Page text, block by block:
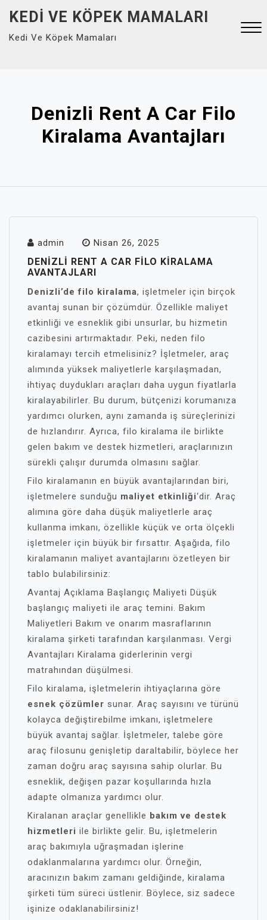
content
KEDI VE KÖPEK MAMALARI
Kedi Ve Köpek Mamaları
Denizli Rent A Car Filo
Kiralama Avantajları
admin Nisan 26, 2025
DENIZLI RENT A CAR FILO KIRALAMA
AVANTAJLARI
Denizli’de filo kiralama, işletmeler için birçok
avantaj sunan bir çözümdür. Özellikle maliyet
etkinliği ve esneklik gibi unsurlar, bu hizmetin
cazibesini artırmaktadır. Peki, neden filo
kiralamayı tercih etmelisiniz? İşletmeler, araç
alımında yüksek maliyetlerle karşılaşmadan,
ihtiyaç duydukları araçları daha uygun fiyatlarla
kiralayabilirler. Bu durum, bütçenizi korumanıza
yardımcı olurken, aynı zamanda iş süreçlerinizi
de hızlandırır. Ayrıca, filo kiralama ile birlikte
gelen bakım ve destek hizmetleri, araçlarınızın
sürekli çalışır durumda olmasını sağlar.
Filo kiralamanın en büyük avantajlarından biri,
işletmelere sunduğu maliyet etkinliği‘dir. Araç
alımına göre daha düşük maliyetlerle araç
kullanma imkanı, özellikle küçük ve orta ölçekli
işletmeler için büyük bir fırsattır. Aşağıda, filo
kiralamanın maliyet avantajlarını özetleyen bir
tablo bulabilirsiniz:
Avantaj Açıklama Başlangıç Maliyeti Düşük
başlangıç maliyeti ile araç temini. Bakım
Maliyetleri Bakım ve onarım masraflarının
kiralama şirketi tarafından karşılanması. Vergi
Avantajları Kiralama giderlerinin vergi
matrahından düşülmesi.
Filo kiralama, işletmelerin ihtiyaçlarına göre
esnek çözümler sunar. Araç sayısını ve türünü
kolayca değiştirebilme imkanı, işletmelere
büyük avantaj sağlar. İşletmeler, talebe göre
araç filosunu genişletip daraltabilir, böylece her
zaman doğru araç sayısına sahip olurlar. Bu
esneklik, değişen pazar koşullarında hızla
adapte olmanıza yardımcı olur.
Kiralanan araçlar genellikle bakım ve destek
hizmetleri ile birlikte gelir. Bu, işletmelerin
araç bakımıyla uğraşmadan işlerine
odaklanmalarına yardımcı olur. Örneğin,
aracınızın bakım zamanı geldiğinde, kiralama
şirketi tüm süreci üstlenir. Böylece, siz sadece
işinize odaklanabilirsiniz!